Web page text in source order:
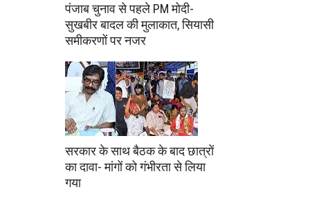
पंजाब चुनाव से पहले PM मोदी-
सुखबीर बादल की मुलाकात, सियासी
समीकरणों पर नजर
सरकार के साथ बैठक के बाद छात्रों
का दावा- मांगों को गंभीरता से लिया
गया